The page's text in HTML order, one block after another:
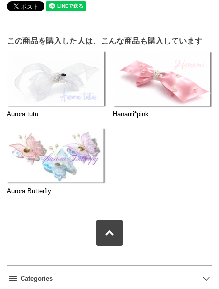
この商品を購入した人は、こんな商品も購入しています
Aurora tutu Hanami*pink
Aurora Butterfly
Categories